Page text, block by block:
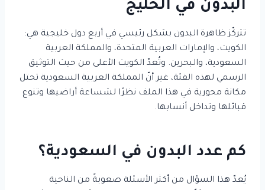
البدون في الخليج
تتركّز ظاهرة البدون بشكل رئيسي في أربع دول خليجية هي:
الكويت، والإمارات العربية المتحدة، والمملكة العربية
السعودية، والبحرين. وتُعدّ الكويت الأعلى من حيث التوثيق
الرسمي لهذه الفئة، غير أنّ المملكة العربية السعودية تحتل
مكانة محورية في هذا الملف نظرًا لشساعة أراضيها وتنوع
قبائلها وتداخل أنسابها.
كم عدد البدون في السعودية؟
يُعدّ هذا السؤال من أكثر الأسئلة صعوبةً من الناحية